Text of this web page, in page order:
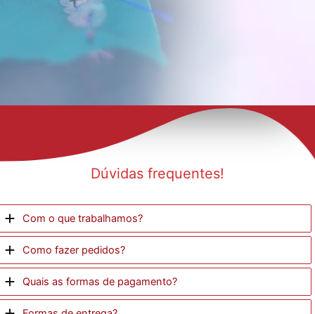
Dúvidas frequentes!
Com o que trabalhamos?
Como fazer pedidos?
Quais as formas de pagamento?